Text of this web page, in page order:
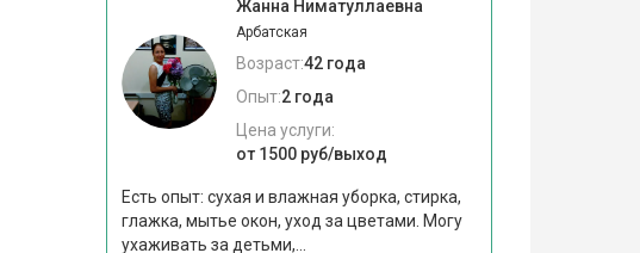
Жанна Ниматуллаевна
Арбатская
Возраст:42 года
Опыт:2 года
Цена услуги:
от 1500 руб/выход
Есть опыт: сухая и влажная уборка, стирка,
глажка, мытье окон, уход за цветами. Могу
ухаживать за детьми,...